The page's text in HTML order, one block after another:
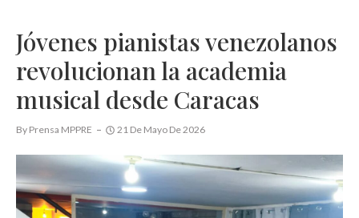
Jóvenes pianistas venezolanos
revolucionan la academia
musical desde Caracas
By Prensa MPPRE 21 De Mayo De 2026